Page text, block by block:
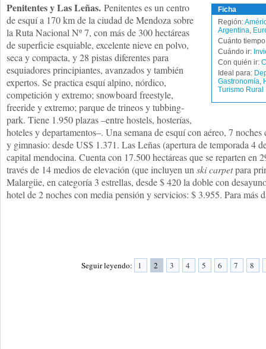
Ficha
Región:
Argentina,
Cuánto
Cuándo ir:
Con quién ir:
Ideal para:
Gastronomía,
Turismo Rural
Penitentes y Las Leñas. Penitentes es un centro
de esquí a 170 km de la ciudad de Mendoza sobre
la Ruta Nacional Nº 7, con más de 300 hectáreas
de superficie esquiable, excelente nieve en polvo,
seca y compacta, y 28 pistas diferentes para
esquiadores principiantes, avanzados y también
expertos. Se practica esquí alpino, nórdico,
competición y extremo; snowboard freestyle,
freeride y extremo; parque de trineos y tubbing-
park. Tiene 1.950 plazas –entre hostels, hosterías,
hoteles y departamentos–. Una semana de esquí con aéreo, 7
y gimnasio: desde US$ 1.371. Las Leñas (apertura de temporada 4
capital mendocina. Cuenta con 17.500 hectáreas que se reparten en
través de 14 medios de elevación (que incluyen un ski carpetpara
Malargüe, en categoría 3 estrellas, desde $ 420 la doble con
hotel de 2 noches con media pensión y servicios: $ 3.955. Para más
Seguir leyendo: 1 2 3 4 5 6 7 8